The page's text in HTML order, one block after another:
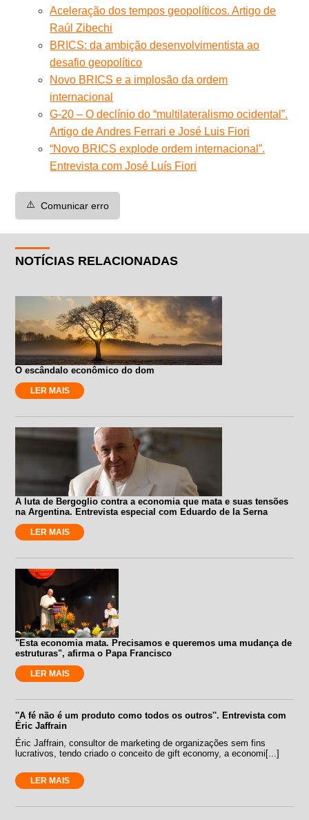
Aceleração dos tempos geopolíticos. Artigo de
Raúl Zibechi
BRICS: da ambição desenvolvimentista ao
desafio geopolítico
Novo BRICS e a implosão da ordem
internacional
G-20 – O declínio do “multilateralismo ocidental”.
Artigo de Andres Ferrari e José Luis Fiori
“Novo BRICS explode ordem internacional”.
Entrevista com José Luís Fiori
⚠️ Comunicar erro
NOTÍCIAS RELACIONADAS
O escândalo econômico do dom
LER MAIS
A luta de Bergoglio contra a economia que mata e suas tensões
na Argentina. Entrevista especial com Eduardo de la Serna
LER MAIS
"Esta economia mata. Precisamos e queremos uma mudança de
estruturas", afirma o Papa Francisco
LER MAIS
''A fé não é um produto como todos os outros''. Entrevista com
Éric Jaffrain
Éric Jaffrain, consultor de marketing de organizações sem fins
lucrativos, tendo criado o conceito de gift economy, a economi[...]
LER MAIS